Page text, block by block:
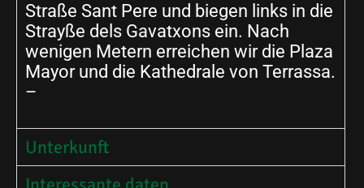
Straße Sant Pere und biegen links in die
Strayße dels Gavatxons ein. Nach
wenigen Metern erreichen wir die Plaza
Mayor und die Kathedrale von Terrassa.
–
Unterkunft